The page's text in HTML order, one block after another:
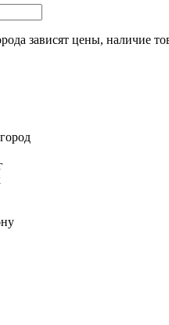
зависят цены, наличие